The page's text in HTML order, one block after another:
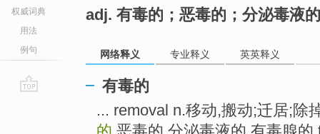
权威词典
用法
例句
adj. 有毒的；恶毒的；分泌毒液
网络释义 专业释义 英英释义
有毒的
... removal n.移动,搬动;迁居;除